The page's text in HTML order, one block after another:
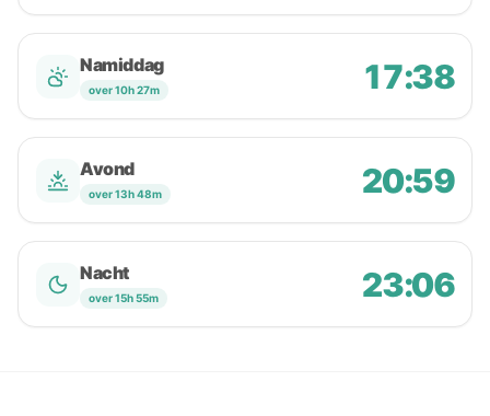
Namiddag
over 10h 27m 17:38
Avond
over 13h 48m 20:59
Nacht
over 15h 55m 23:06